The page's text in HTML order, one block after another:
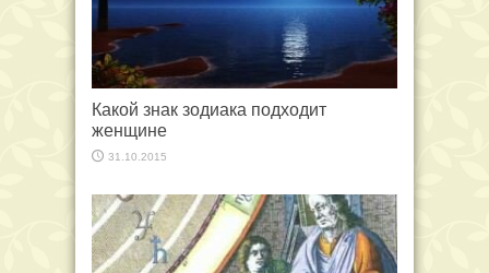
Какой знак зодиака подходит
женщине
31.10.2015